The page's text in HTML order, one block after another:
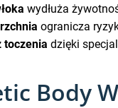
wydłuża
ogranicza
toczenia dzięki
Body